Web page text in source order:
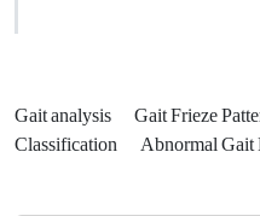
Gait analysis Gait Frieze
Classification
Abnormal